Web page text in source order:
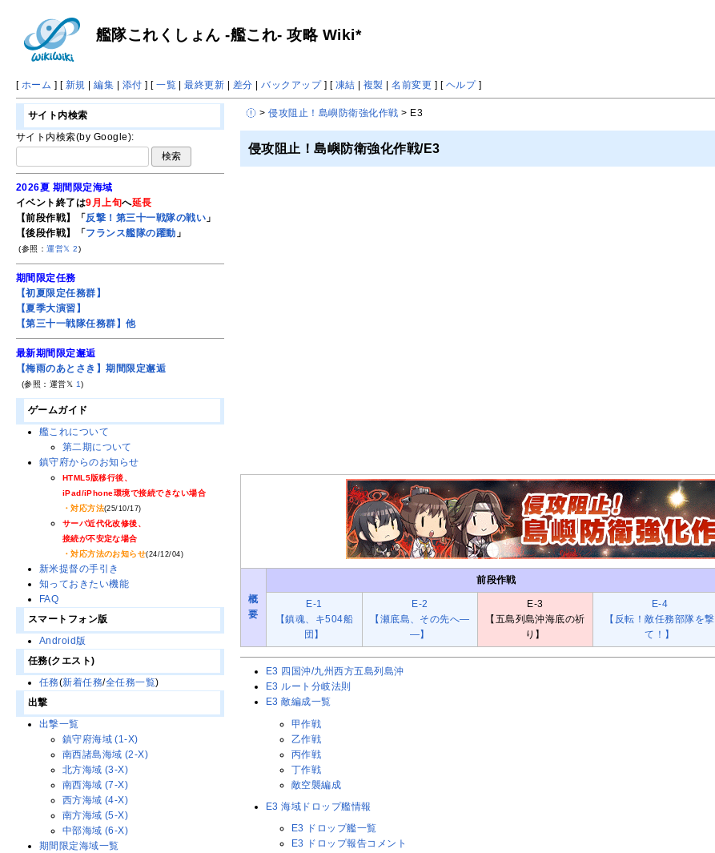
艦隊これくしょん -艦これ- 攻略 Wiki*
[ ホーム ] [ 新規 |編集 | 添付 ] [一覧 |最終更新 | 差分 |バックアップ] [ 凍結 | 複製 |名前変更 ] [ ヘルプ]
>侵攻阻止！島嶼防衛強化作戦 > E3
侵攻阻止！島嶼防衛強化作戦/E3
概
要
前段作戦
E-1
【鎮魂、キ504船
団】
E-2
【瀬底島、その先へ―
―】
E-3
【五島列島沖海底の祈
り】
E-4
【反転！敵任務部隊を撃
て！】
E3 四国沖/九州西方五島列島沖
E3 ルート分岐法則
E3 敵編成一覧
甲作戦
乙作戦
丙作戦
丁作戦
敵空襲編成
E3 海域ドロップ艦情報
E3 ドロップ艦一覧
E3 ドロップ報告コメント
サイト内検索
サイト内検索(by Google):
2026夏 期間限定海域
イベント終了は9月上旬へ延長
【前段作戦】「 反撃！第三十一戦隊の戦い 」
【後段作戦】「 フランス艦隊の躍動 」
(参照：運営𝕏 2)
期間限定任務
【初夏限定任務群】
【夏季大演習】
【第三十一戦隊任務群】他
最新期間限定邂逅
【梅雨のあとさき】期間限定邂逅
(参照：運営𝕏 1)
ゲームガイド
艦これについて
第二期について
鎮守府からのお知らせ
HTML5版移行後、
iPad/iPhone環境で接続できない場合
・対応方法(25/10/17)
サーバ近代化改修後、
接続が不安定な場合
・対応方法のお知らせ(24/12/04)
新米提督の手引き
知っておきたい機能
FAQ
スマートフォン版
Android版
任務(クエスト)
任務(新着任務/全任務一覧)
出撃
出撃一覧
鎮守府海域 (1-X)
南西諸島海域 (2-X)
北方海域 (3-X)
南西海域 (7-X)
西方海域 (4-X)
南方海域 (5-X)
中部海域 (6-X)
期間限定海域一覧